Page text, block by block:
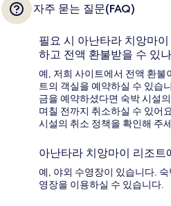
자주 묻는 질문(FAQ)
필요 시 아난타라 치앙마
하고 전액 환불받을 수 있
예, 저희 사이트에서 전액 환불
트의 객실을 예약하실 수 있습
금을 예약하셨다면 숙박 시설
며칠 전까지 취소하실 수 있어
시설의 취소 정책을 확인해 주
아난타라 치앙마이 리조트
예, 야외 수영장이 있습니다.
영장을 이용하실 수 있습니다.